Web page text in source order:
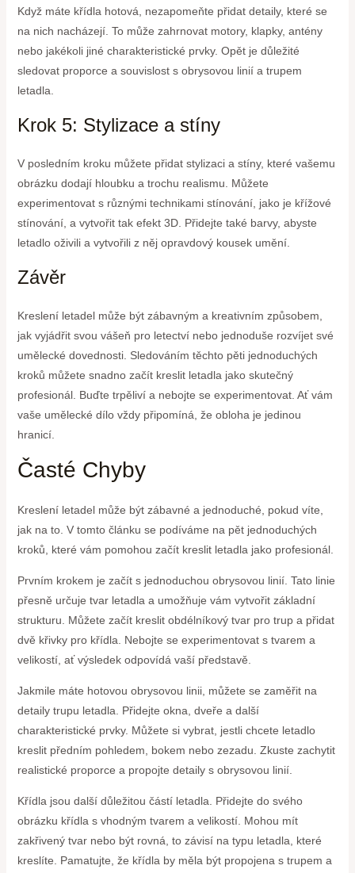
Když máte křídla hotová, nezapomeňte přidat detaily, které se
na nich nacházejí. To může zahrnovat motory, klapky, antény
nebo jakékoli jiné charakteristické prvky. Opět je důležité
sledovat proporce a souvislost s obrysovou linií a trupem
letadla.
Krok 5: Stylizace a stíny
V posledním kroku můžete přidat stylizaci a stíny, které vašemu
obrázku dodají hloubku a trochu realismu. Můžete
experimentovat s různými technikami stínování, jako je křížové
stínování, a vytvořit tak efekt 3D. Přidejte také barvy, abyste
letadlo oživili a vytvořili z něj opravdový kousek umění.
Závěr
Kreslení letadel může být zábavným a kreativním způsobem,
jak vyjádřit svou vášeň pro letectví nebo jednoduše rozvíjet své
umělecké dovednosti. Sledováním těchto pěti jednoduchých
kroků můžete snadno začít kreslit letadla jako skutečný
profesionál. Buďte trpěliví a nebojte se experimentovat. Ať vám
vaše umělecké dílo vždy připomíná, že obloha je jedinou
hranicí.
Časté Chyby
Kreslení letadel může být zábavné a jednoduché, pokud víte,
jak na to. V tomto článku se podíváme na pět jednoduchých
kroků, které vám pomohou začít kreslit letadla jako profesionál.
Prvním krokem je začít s jednoduchou obrysovou linií. Tato linie
přesně určuje tvar letadla a umožňuje vám vytvořit základní
strukturu. Můžete začít kreslit obdélníkový tvar pro trup a přidat
dvě křivky pro křídla. Nebojte se experimentovat s tvarem a
velikostí, ať výsledek odpovídá vaší představě.
Jakmile máte hotovou obrysovou linii, můžete se zaměřit na
detaily trupu letadla. Přidejte okna, dveře a další
charakteristické prvky. Můžete si vybrat, jestli chcete letadlo
kreslit předním pohledem, bokem nebo zezadu. Zkuste zachytit
realistické proporce a propojte detaily s obrysovou linií.
Křídla jsou další důležitou částí letadla. Přidejte do svého
obrázku křídla s vhodným tvarem a velikostí. Mohou mít
zakřivený tvar nebo být rovná, to závisí na typu letadla, které
kreslíte. Pamatujte, že křídla by měla být propojena s trupem a